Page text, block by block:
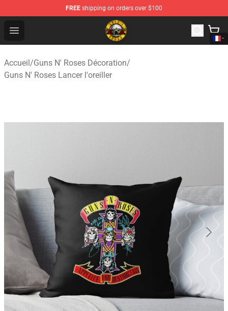
FREE shipping on orders over $100
Open menu
Guns N' Roses Store - Official Guns N' Roses
Accueil/Guns N' Roses Décoration/
Guns N' Roses Lancer l'oreiller